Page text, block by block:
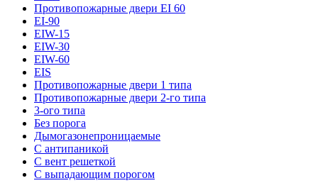
Противопожарные двери EI 60
EI-90
EIW-15
EIW-30
EIW-60
EIS
Противопожарные двери 1 типа
Противопожарные двери 2-го типа
3-ого типа
Без порога
Дымогазонепроницаемые
С антипаникой
С вент решеткой
С выпадающим порогом